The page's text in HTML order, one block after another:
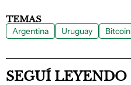
TEMAS
Argentina Uruguay Bitcoin
SEGUÍ LEYENDO